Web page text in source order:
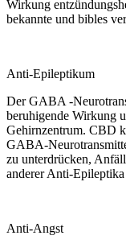
Wirkung
bekannte und bibles
Anti-Epileptikum
Der GABA -
beruhigende Wirkung
Gehirnzentrum. CBD
GABA-
zu unterdrücken,
anderer Anti-Epileptika
Anti-Angst